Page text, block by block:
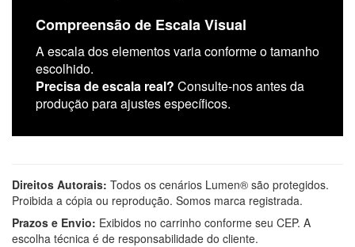
Compreensão de Escala Visual
A escala dos elementos varia conforme o tamanho
escolhido.
Precisa de escala real? Consulte-nos antes da
produção para ajustes específicos.
Direitos Autorais: Todos os cenários Lumen® são protegidos.
Proibida a cópia ou reprodução. Somos marca registrada.
Prazos e Envio: Exibidos no carrinho conforme seu CEP. A
escolha técnica é de responsabilidade do cliente.